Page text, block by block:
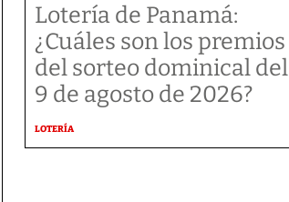
Lotería de Panamá:
¿Cuáles son los premios
del sorteo dominical del
9 de agosto de 2026?
LOTERÍA